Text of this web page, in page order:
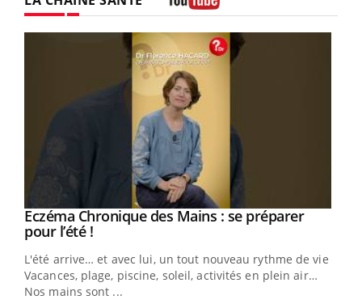
Youtube
Eczéma Chronique des Mains : se préparer
pour l’été !Youtube
L'été arrive… et avec lui, un tout nouveau rythme de vie !
Vacances, plage, piscine, soleil, activités en plein air…
Nos mains sont ...